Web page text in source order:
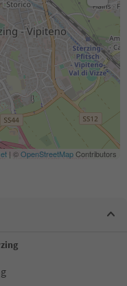
| ©OpenStreetMapContributors